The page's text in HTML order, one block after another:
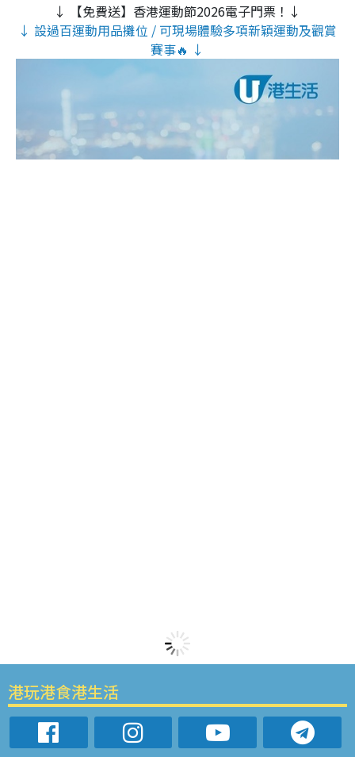
↓ 【免費送】香港運動節2026電子門票！↓
↓ 設過百運動用品攤位 / 可現場體驗多項新穎運動及觀賞
賽事🔥 ↓
港玩港食港生活